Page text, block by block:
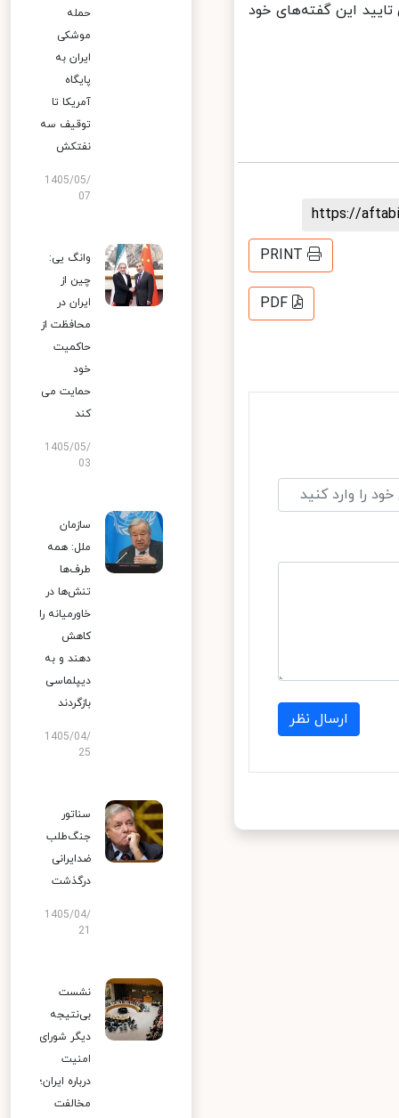
این گفته‌های خود
https://
PRINT
PDF
ارسال نظر
حمله
موشکی
ایران به
پایگاه
آمریکا تا
توقیف سه
نفتکش
1405/05/
07
وانگ یی:
چین از
ایران در
محافظت از
حاکمیت
خود
حمایت می
کند
1405/05/
03
سازمان
ملل: همه
طرف‌ها
تنش‌ها در
خاورمیانه را
کاهش
دهند و به
دیپلماسی
بازگردند
1405/04/
25
سناتور
جنگ‌طلب
ضدایرانی
درگذشت
1405/04/
نشست
بی‌نتیجه
دیگر شورای
امنیت
درباره ایران؛
مخالفت